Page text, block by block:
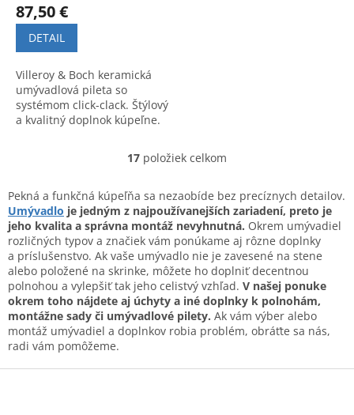
87,50 €
DETAIL
Villeroy & Boch keramická
umývadlová pileta so
systémom click-clack. Štýlový
a kvalitný doplnok kúpeľne.
O
l
á
d
a
c
i
e
p
r
v
v
17 položiek celkom
Pekná a funkčná kúpeľňa sa nezaobíde bez precíznych detailov.
Umývadlo je jedným z najpoužívanejších zariadení, preto je
jeho kvalita a správna montáž nevyhnutná. Okrem umývadiel
rozličných typov a značiek vám ponúkame aj rôzne doplnky
a príslušenstvo. Ak vaše umývadlo nie je zavesené na stene
alebo položené na skrinke, môžete ho doplniť decentnou
polnohou a vylepšiť tak jeho celistvý vzhľad. V našej ponuke
okrem toho nájdete aj úchyty a iné doplnky k polnohám,
montážne sady či umývadlové pilety. Ak vám výber alebo
montáž umývadiel a doplnkov robia problém, obráťte sa nás,
radi vám pomôžeme.
Z